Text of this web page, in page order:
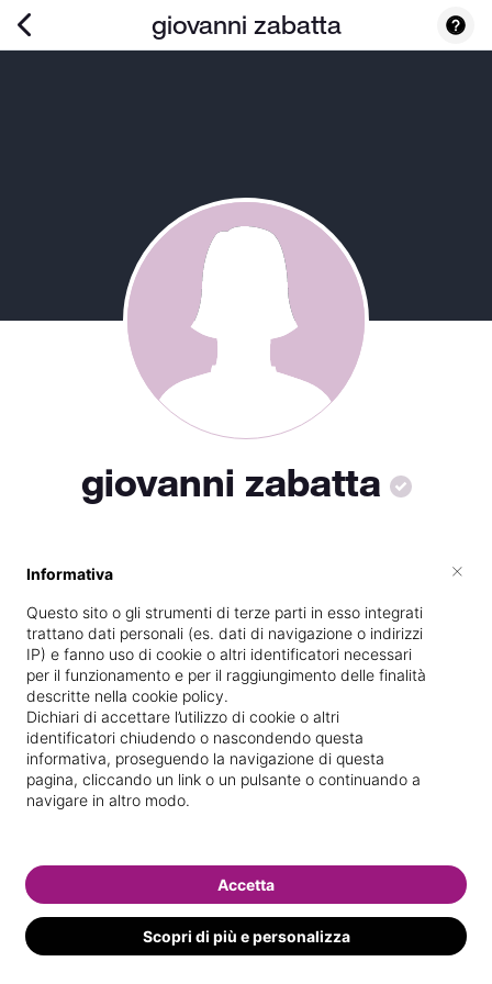
giovanni zabatta
giovanni zabatta
Specializzata inMassaggi del
benessere
Vedi le informazioni di giovanni
Informativa
Questo sito o gli strumenti di terze parti in esso integrati
trattano dati personali (es. dati di navigazione o indirizzi
IP) e fanno uso di cookie o altri identificatori necessari
per il funzionamento e per il raggiungimento delle finalità
descritte nella cookie policy.
Dichiari di accettare l’utilizzo di cookie o altri
identificatori chiudendo o nascondendo questa
informativa, proseguendo la navigazione di questa
pagina, cliccando un link o un pulsante o continuando a
navigare in altro modo.
Scopri di più e personalizza
Accetta
×